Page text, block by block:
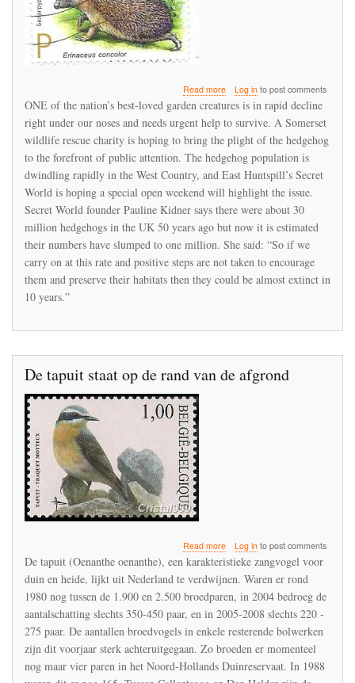
Read moreabout
There
30
million
hedgehogs
in
the
UK
50
years
ago
but
their
numbers
just
million.
Log into post comments
ONE of the nation’s best-loved garden creatures is in rapid decline
right under our noses and needs urgent help to survive. A Somerset
wildlife rescue charity is hoping to bring the plight of the hedgehog
to the forefront of public attention. The hedgehog population is
dwindling rapidly in the West Country, and East Huntspill’s Secret
World is hoping a special open weekend will highlight the issue.
Secret World founder Pauline Kidner says there were about 30
million hedgehogs in the UK 50 years ago but now it is estimated
their numbers have slumped to one million. She said: “So if we
carry on at this rate and positive steps are not taken to encourage
them and preserve their habitats then they could be almost extinct in
10 years.”
De tapuit staat op de rand van de afgrond
Read moreabout
De
staat
op
de
van
de
afgrond
Log into post comments
De tapuit (Oenanthe oenanthe), een karakteristieke zangvogel voor
duin en heide, lijkt uit Nederland te verdwijnen. Waren er rond
1980 nog tussen de 1.900 en 2.500 broedparen, in 2004 bedroeg de
aantalschatting slechts 350-450 paar, en in 2005-2008 slechts 220 -
275 paar. De aantallen broedvogels in enkele resterende bolwerken
zijn dit voorjaar sterk achteruitgegaan. Zo broeden er momenteel
nog maar vier paren in het Noord-Hollands Duinreservaat. In 1988